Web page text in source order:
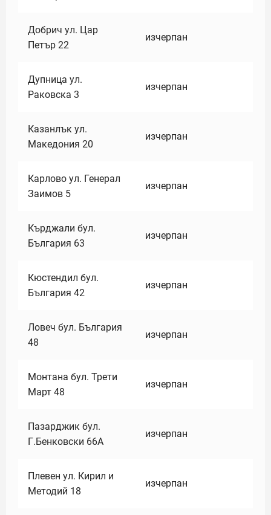
Добрич ул. Цар
Петър 22
изчерпан
Дупница ул.
Раковска 3
изчерпан
Казанлък ул.
Македония 20
изчерпан
Карлово ул. Генерал
Заимов 5
изчерпан
Кърджали бул.
България 63
изчерпан
Кюстендил бул.
България 42
изчерпан
Ловеч бул. България
48
изчерпан
Монтана бул. Трети
Март 48
изчерпан
Пазарджик бул.
Г.Бенковски 66А
изчерпан
Плевен ул. Кирил и
Методий 18
изчерпан